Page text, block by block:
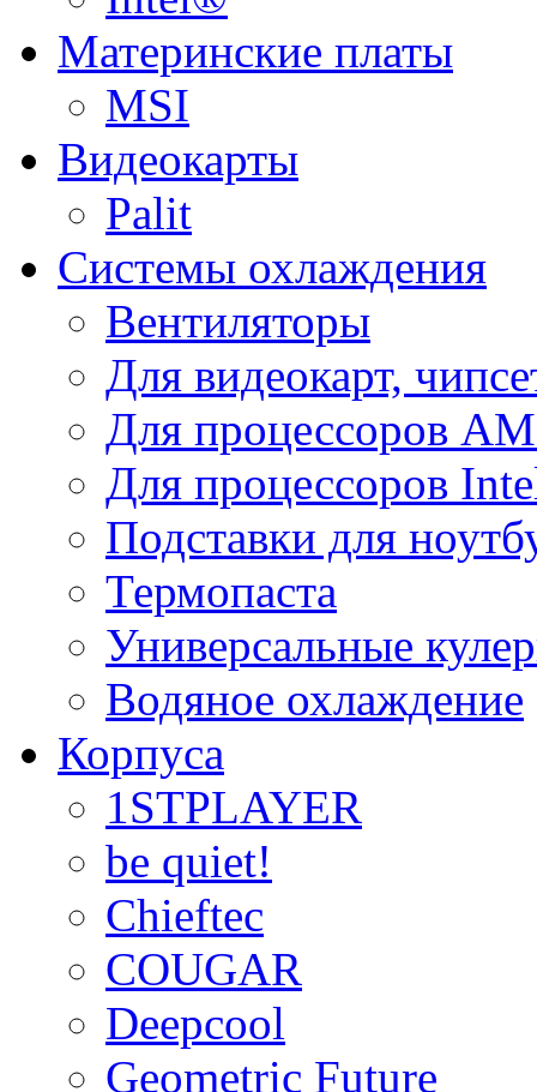
Материнские платы
MSI
Видеокарты
Palit
Системы охлаждения
Вентиляторы
Для видеокарт,
Для процессоров
Для процессоров
Подставки для
Термопаста
Универсальные
Водяное охлаждение
Корпуса
1STPLAYER
be quiet!
Chieftec
COUGAR
Deepcool
Geometric Future